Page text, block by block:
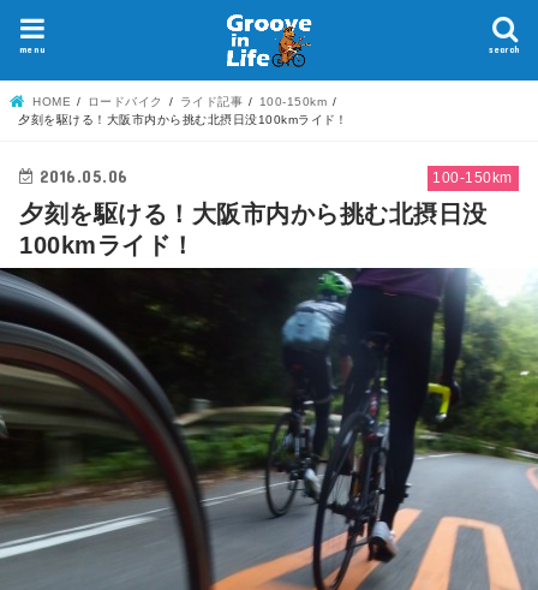
search
menu
HOME ロードバイク ライド記事
100-150km
夕刻を駆ける！大阪市内から挑む北摂日没100kmライド！
100-150km
2016.05.06
夕刻を駆ける！大阪市内から挑む北摂日没
100kmライド！